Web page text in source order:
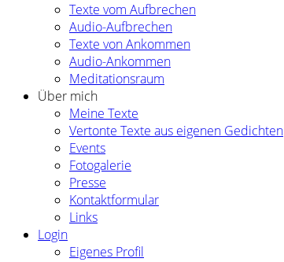
Texte vom Aufbrechen
Audio-Aufbrechen
Texte von Ankommen
Audio-Ankommen
Meditationsraum
Über mich
Meine Texte
Vertonte Texte aus eigenen Gedichten
Events
Fotogalerie
Presse
Kontaktformular
Links
Login
Eigenes Profil